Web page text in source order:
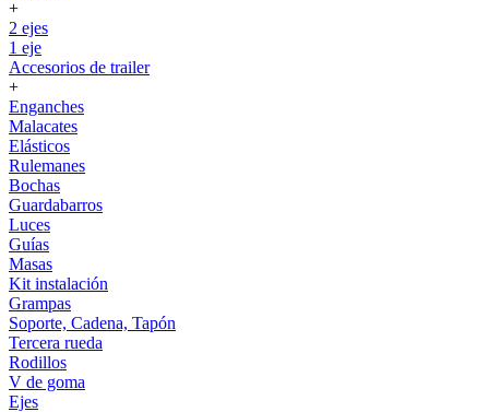
+
2 ejes
1 eje
Accesorios de trailer
+
Enganches
Malacates
Elásticos
Rulemanes
Bochas
Guardabarros
Luces
Guías
Masas
Kit instalación
Grampas
Soporte, Cadena, Tapón
Tercera rueda
Rodillos
V de goma
Ejes